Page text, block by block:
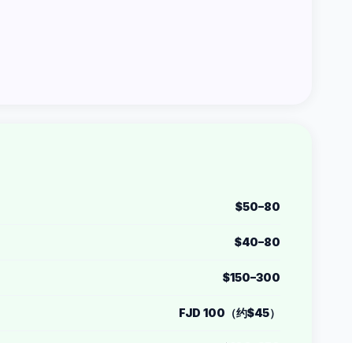
$50–80
$40–80
$150–300
FJD 100（约$45）